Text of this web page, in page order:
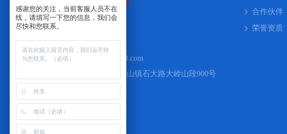
 手机：13711881887
 Q Q：2460498088
 邮箱：dgyuansheng8@163.com
地址：广东省东莞市大岭山镇石大路大岭山段900号
合作伙伴
荣誉资质
感谢您的关注，当前客服人员不在
线，请填写一下您的信息，我们会
尽快和您联系。